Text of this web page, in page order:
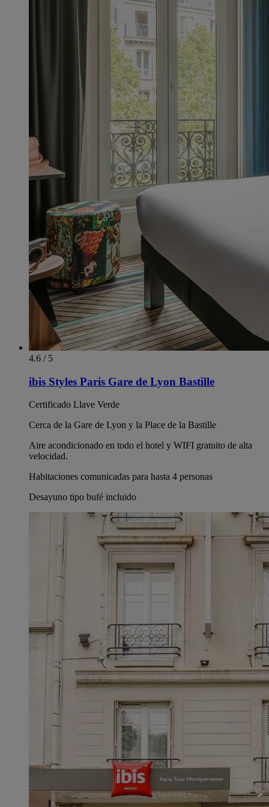
4.6 / 5
ibis Styles Paris Gare de Lyon Bastille
Certificado Llave Verde
Cerca de la Gare de Lyon y la Place de la Bastille
Aire acondicionado en todo el hotel y WIFI gratuito de alta
velocidad.
Habitaciones comunicadas para hasta 4 personas
Desayuno tipo bufé incluido